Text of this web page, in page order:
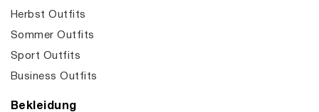
Herbst Outfits
Sommer Outfits
Sport Outfits
Business Outfits
Bekleidung